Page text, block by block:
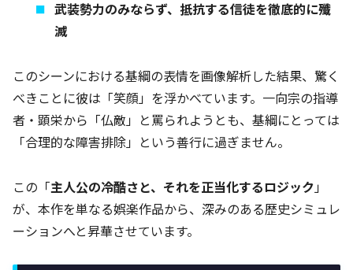
武装勢力のみならず、抵抗する信徒を徹底的に殲
滅
このシーンにおける基綱の表情を画像解析した結果、驚く
べきことに彼は「笑顔」を浮かべています。一向宗の指導
者・顕栄から「仏敵」と罵られようとも、基綱にとっては
「合理的な障害排除」という善行に過ぎません。
この「主人公の冷酷さと、それを正当化するロジック 」
が、本作を単なる娯楽作品から、深みのある歴史シミュレ
ーションへと昇華させています。